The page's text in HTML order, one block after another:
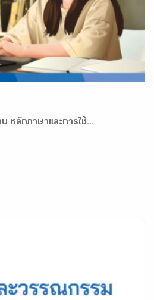
หลักภาษาและการใช้...